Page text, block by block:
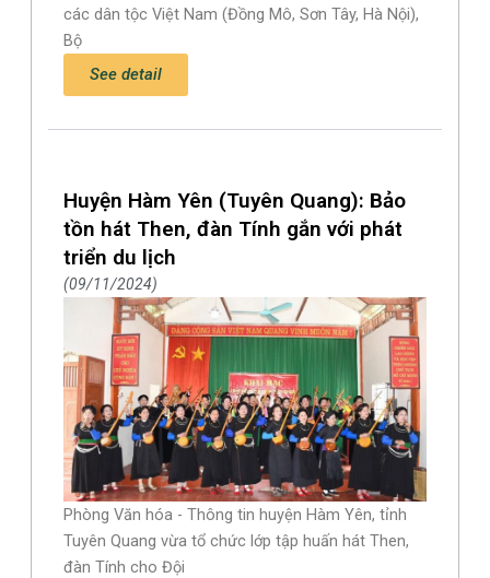
các dân tộc Việt Nam (Đồng Mô, Sơn Tây, Hà Nội),
Bộ
See detail
Huyện Hàm Yên (Tuyên Quang): Bảo
tồn hát Then, đàn Tính gắn với phát
triển du lịch
09/11/2024
Phòng Văn hóa - Thông tin huyện Hàm Yên, tỉnh
Tuyên Quang vừa tổ chức lớp tập huấn hát Then,
đàn Tính cho Đội